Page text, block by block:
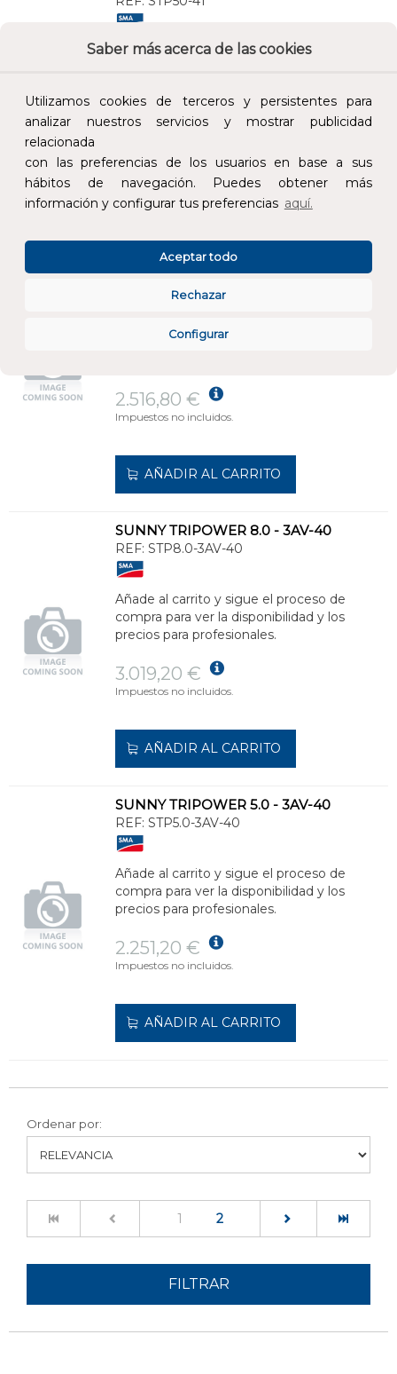
Saber más acerca de las cookies
Utilizamos cookies de terceros y persistentes para
analizar nuestros servicios y mostrar publicidad
relacionada
con las preferencias de los usuarios en base a sus
hábitos de navegación. Puedes obtener más
información y configurar tus preferencias aquí.
Configurar
Rechazar
Aceptar todo
Añade al carrito y sigue el proceso de
5.145,37 €
AÑADIR AL CARRITO
SUNNY TRIPOWER 6.0 - 3AV-40
REF:STP6.0-3AV-40
compra para ver la disponibilidad y los
2.516,80 €
Impuestos no incluidos.
AÑADIR AL CARRITO
SUNNY TRIPOWER 8.0 - 3AV-40
REF: STP8.0-3AV-40
Añade al carrito y sigue el proceso de
compra para ver la disponibilidad y los
precios para profesionales.
3.019,20 €
Impuestos no incluidos.
AÑADIR AL CARRITO
SUNNY TRIPOWER 5.0 - 3AV-40
REF: STP5.0-3AV-40
Añade al carrito y sigue el proceso de
compra para ver la disponibilidad y los
precios para profesionales.
2.251,20 €
Impuestos no incluidos.
AÑADIR AL CARRITO
Ordenar por:
1 (current)
2
FILTRAR